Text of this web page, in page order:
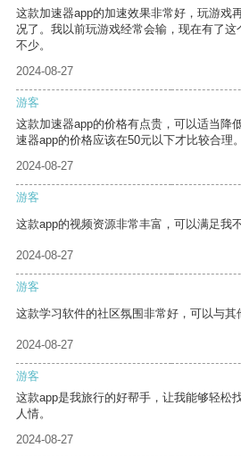
这款加速器app的加速效果非常好，玩游戏
况了。我以前玩游戏经常会输，现在有了这
不少。
2024-08-27
游客
这款加速器app的价格有点贵，可以适当降
速器app的价格应该在50元以下才比较合理。
2024-08-27
游客
这款app的视频资源非常丰富，可以满足我
2024-08-27
游客
这款学习软件的社区氛围非常好，可以与其
2024-08-27
游客
这款app是我旅行的好帮手，让我能够轻松
人情。
2024-08-27